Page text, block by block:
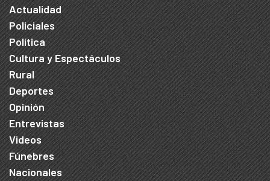
Actualidad
Policiales
Política
Cultura y Espectáculos
Rural
Deportes
Opinión
Entrevistas
Videos
Fúnebres
Nacionales